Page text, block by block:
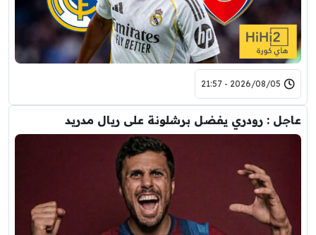
2026/08/05 - 21:57
عاجل : رودري يفضل برشلونة على ريال مدريد